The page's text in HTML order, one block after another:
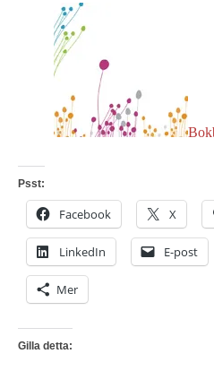
Psst:
Facebook X
LinkedIn E-post
Mer
Gilla detta: